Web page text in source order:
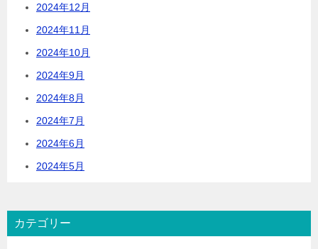
2024年12月
2024年11月
2024年10月
2024年9月
2024年8月
2024年7月
2024年6月
2024年5月
カテゴリー